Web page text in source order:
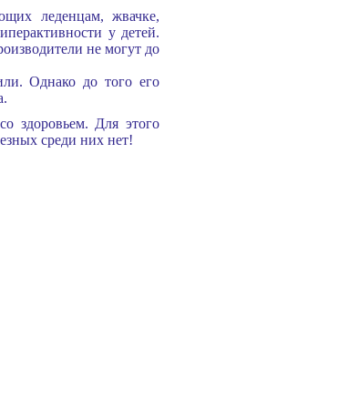
леденцам, жвачке,
у детей.
не могут до
Однако до того его
здоровьем. Для этого
среди них нет!